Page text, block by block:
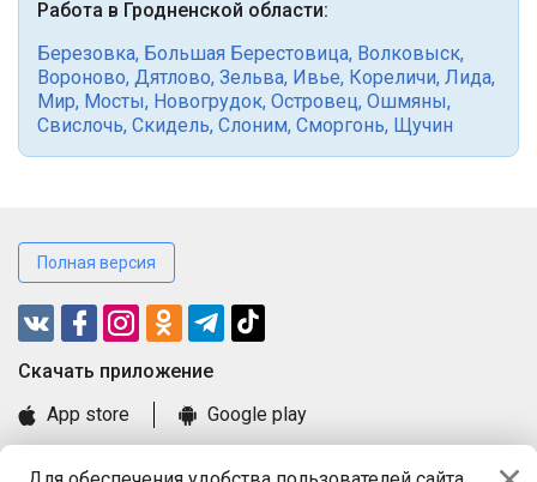
Работа в Гродненской области:
Березовка, Большая Берестовица, Волковыск,
Вороново, Дятлово, Зельва, Ивье, Кореличи, Лида,
Мир, Мосты, Новогрудок, Островец, Ошмяны,
Свислочь, Скидель, Слоним, Сморгонь, Щучин
Полная версия
Cкачать приложение
App store
Google play